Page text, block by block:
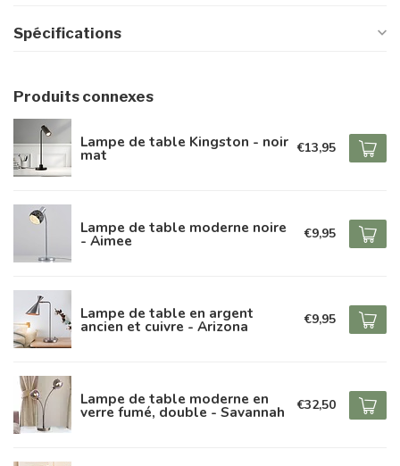
Spécifications
Produits connexes
Lampe de table Kingston - noir
mat €13,95
Lampe de table moderne noire
- Aimee €9,95
Lampe de table en argent
ancien et cuivre - Arizona €9,95
Lampe de table moderne en
verre fumé, double - Savannah €32,50